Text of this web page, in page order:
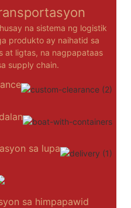
na sistema ng logistik
produkto ay naihatid sa
at ligtas, na nagpapataas
supply chain.
sa lupa
sa himpapawid